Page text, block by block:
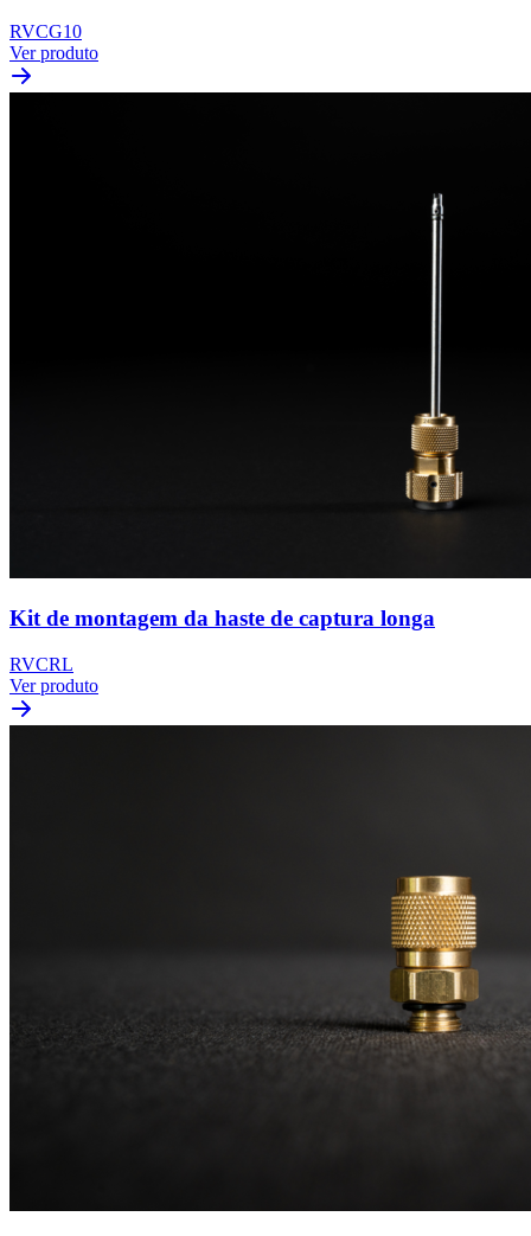
RVCG10
Ver produto
Kit de montagem da haste de captura longa
RVCRL
Ver produto